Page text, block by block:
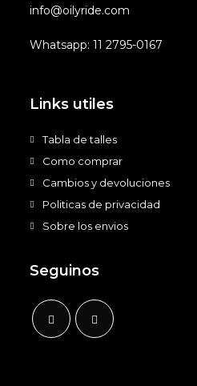
info@oilyride.com
Whatsapp: 11 2795-0167
Links utiles
Tabla de talles
Como comprar
Cambios y devoluciones
Politicas de privacidad
Sobre los envios
Seguinos